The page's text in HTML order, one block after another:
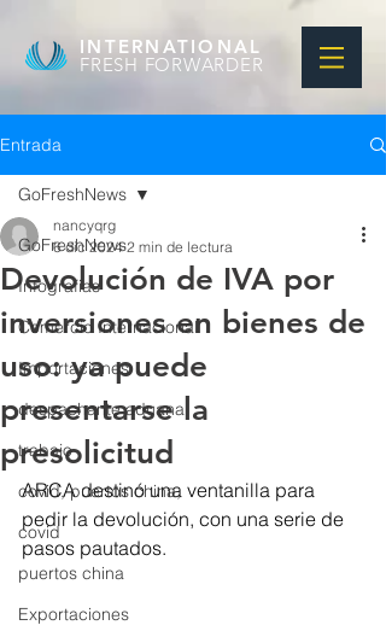
INTERNATIONAL
FRESH FORWARDER
Entrada
GoFreshNews
Infografias
Comercio Internacional
Importaciones
despachante aduana
trabajo
covid, puertos china,
covid
puertos china
Exportaciones
GoFreshNews
Devolución de IVA por
inversiones en bienes de
uso: ya puede
presentarse la
presolicitud
nancyqrg
6 dic 2024 2 min de lectura
ARCA destinó una ventanilla para
pedir la devolución, con una serie de
pasos pautados.